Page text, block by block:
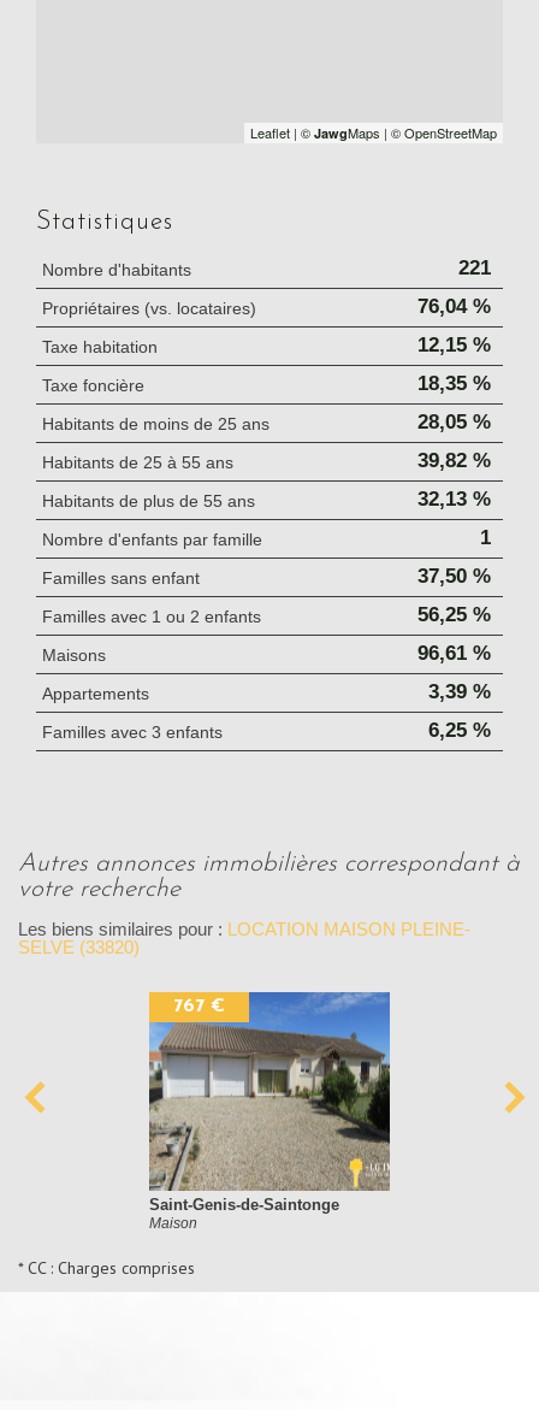
Leaflet | © JawgMaps | © OpenStreetMap
Statistiques
Nombre d'habitants 221
Propriétaires (vs. locataires) 76,04 %
Taxe habitation 12,15 %
Taxe foncière 18,35 %
Habitants de moins de 25 ans 28,05 %
Habitants de 25 à 55 ans 39,82 %
Habitants de plus de 55 ans 32,13 %
Nombre d'enfants par famille 1
Familles sans enfant 37,50 %
Familles avec 1 ou 2 enfants 56,25 %
Maisons 96,61 %
Appartements 3,39 %
Familles avec 3 enfants 6,25 %
autres annonces immobilières correspondant à
votre recherche
Les biens similaires pour : LOCATION MAISON PLEINE-
SELVE (33820)
767 €
Saint-Genis-de-Saintonge
Maison
* CC : Charges comprises